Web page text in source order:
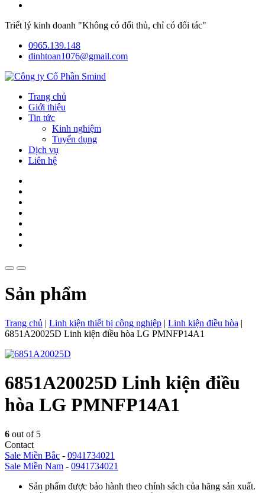
Triết lý kinh doanh "Không có đối thủ, chỉ có đối tác"
0965.139.148
dinhtoan1076@gmail.com
Trang chủ
Giới thiệu
Tin tức
Kinh nghiệm
Tuyển dụng
Dịch vụ
Liên hệ
Sản phẩm
Trang chủ | Linh kiện thiết bị công nghiệp | Linh kiện điều hòa |
6851A20025D Linh kiện điều hòa LG PMNFP14A1
6851A20025D Linh kiện điều
hòa LG PMNFP14A1
6 out of 5
Contact
Sale Miền Bắc - 0941734021
Sale Miền Nam - 0941734021
Sản phẩm được bảo hành theo chính sách của hãng sản xuất.